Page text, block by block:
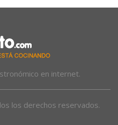
en internet.
los derechos reservados.